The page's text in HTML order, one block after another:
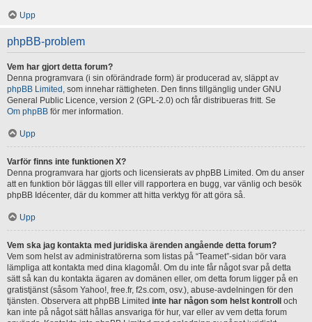
Upp
phpBB-problem
Vem har gjort detta forum?
Denna programvara (i sin oförändrade form) är producerad av, släppt av
phpBB Limited , som innehar rättigheten. Den finns tillgänglig under GNU
General Public Licence, version 2 (GPL-2.0) och får distribueras fritt. Se
Om phpBB för mer information.
Upp
Varför finns inte funktionen X?
Denna programvara har gjorts och licensierats av phpBB Limited. Om du anser
att en funktion bör läggas till eller vill rapportera en bugg, var vänlig och besök
phpBB Idécenter, där du kommer att hitta verktyg för att göra så.
Upp
Vem ska jag kontakta med juridiska ärenden angående detta forum?
Vem som helst av administratörerna som listas på “Teamet”-sidan bör vara
lämpliga att kontakta med dina klagomål. Om du inte får något svar på detta
sätt så kan du kontakta ägaren av domänen eller, om detta forum ligger på en
gratistjänst (såsom Yahoo!, free.fr, f2s.com, osv.), abuse-avdelningen för den
tjänsten. Observera att phpBB Limited inte har någon som helst kontroll
och
kan inte på något sätt hållas ansvariga för hur, var eller av vem detta forum